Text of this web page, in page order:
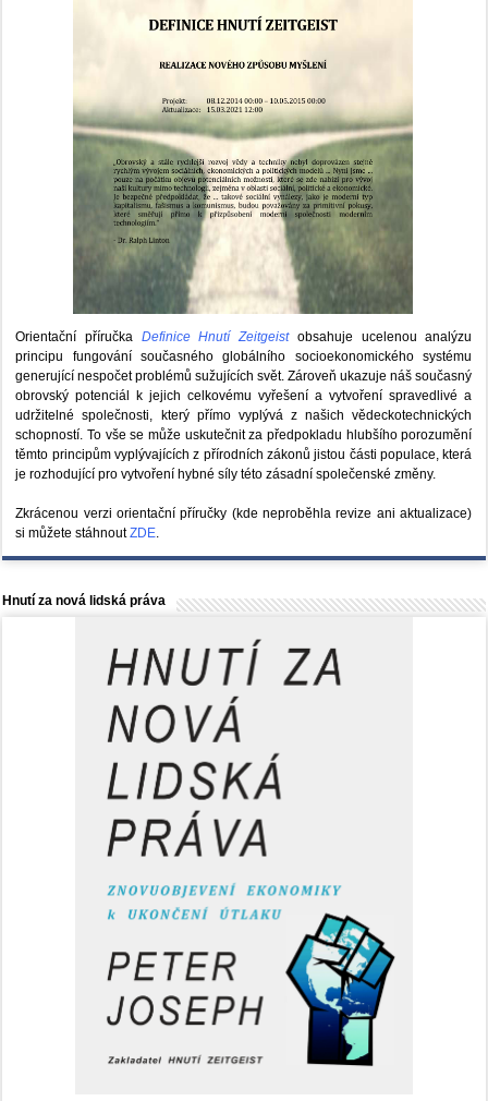
Orientační příručka Definice Hnutí Zeitgeistobsahuje ucelenou analýzu
principu fungování současného globálního socioekonomického systému
generující nespočet problémů sužujících svět. Zároveň ukazuje náš současný
obrovský potenciál k jejich celkovému vyřešení a vytvoření spravedlivé a
udržitelné společnosti, který přímo vyplývá z našich vědeckotechnických
schopností. To vše se může uskutečnit za předpokladu hlubšího porozumění
těmto principům vyplývajících z přírodních zákonů jistou části populace, která
je rozhodující pro vytvoření hybné síly této zásadní společenské změny.
Zkrácenou verzi orientační příručky (kde neproběhla revize ani aktualizace)
si můžete stáhnoutZDE.
Hnutí za nová lidská práva